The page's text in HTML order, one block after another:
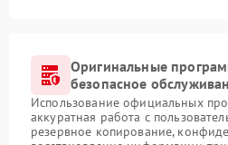
Оригинальные
безопасное
Использование официальных
аккуратная работа с
резервное копирование,